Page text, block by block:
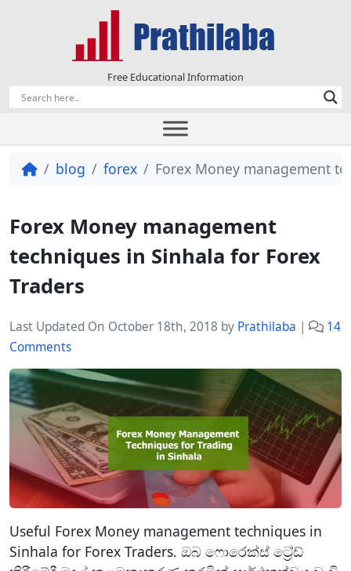
Free Educational Information
blog forex Forex Money management
Forex Money management
techniques in Sinhala for Forex
Traders
Last Updated On October 18th, 2018 by Prathilaba |
14
Commentso
F
o
r
e
x
M
o
n
m
Useful Forex Money management techniques in
Sinhala for Forex Traders. ඔබ ෆොරෙක්ස් ට්‍රේඩ්